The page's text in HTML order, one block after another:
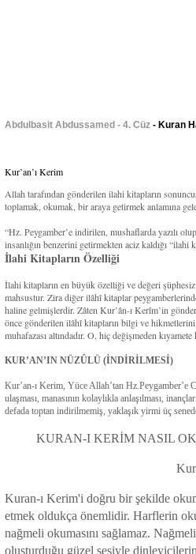
Abdulbasit Abdussamed - 4. Cüz - Kuran
Kur’an’ı Kerim
Allah tarafından gönderilen ilahi kitapların
toplamak, okumak, bir araya getirmek anlamına
“Hz. Peygamber’e indirilen, mushaflarda yazılı
insanlığın benzerini getirmekten aciz kaldığı “ilahi
İlahi Kitapların Özelliği
İlahi kitapların en büyük özelliği ve değeri
mahsustur. Zira diğer ilâhî kitaplar
haline gelmişlerdir. Zâten Kur’ân-ı Kerîm’in
önce gönderilen ilâhî kitapların bilgi ve
muhafazası altındadır. O, hiç değişmeden
KUR’AN’IN NÜZÛLÜ (İNDİRİLMESİ)
Kur’an-ı Kerim, Yüce Allah’tan Hz.Peygamber’e
ulaşması, manasının kolaylıkla anlaşılması,
defada toptan indirilmemiş, yaklaşık yirmi üç
KURAN-I KERİM NASIL
Kuran-ı Kerim'i doğru bir şekilde
etmek oldukça önemlidir. Harflerin
nağmeli okumasını sağlamaz.
oluşturduğu güzel sesiyle